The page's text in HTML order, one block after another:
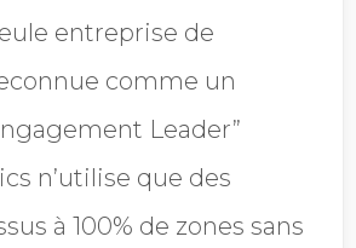
entreprise de
comme un
Leader”
n’utilise que des
à 100% de zones sans